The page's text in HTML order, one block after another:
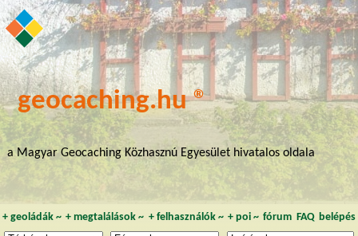
geocaching.hu ®
a Magyar Geocaching Közhasznú Egyesület hivatalos oldala
+ geoládák~ +megtalálások ~ + felhasználók~ + poi~ fórum FAQ belépés